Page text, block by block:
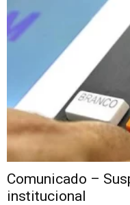
Comunicado –
institucional